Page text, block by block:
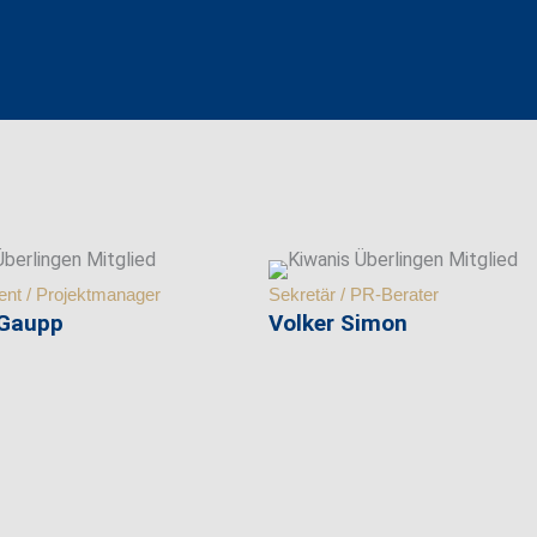
/ Projektmanager Sekretär / PR-Berater
Volker Simon